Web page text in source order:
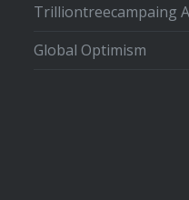
Trilliontreecampaing
Global Optimism